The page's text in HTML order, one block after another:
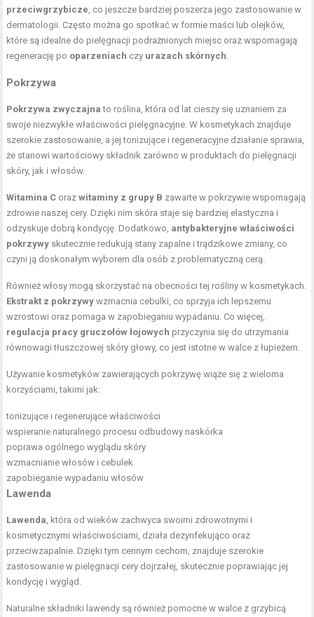
przeciwgrzybicze , co jeszcze bardziej poszerza jego zastosowanie w
dermatologii. Często można go spotkać w formie maści lub olejków,
które są idealne do pielęgnacji podrażnionych miejsc oraz wspomagają
regenerację po oparzeniach czy urazach skórnych
Pokrzywa
Pokrzywa zwyczajna to roślina, która od lat cieszy się uznaniem za
swoje niezwykłe właściwości pielęgnacyjne. W kosmetykach znajduje
szerokie zastosowanie, a jej tonizujące i regeneracyjne działanie sprawia,
że stanowi wartościowy składnik zarówno w produktach do pielęgnacji
skóry, jak i włosów.
Witamina C orazwitaminy z grupy B zawarte w pokrzywie wspomagają
zdrowie naszej cery. Dzięki nim skóra staje się bardziej elastyczna i
odzyskuje dobrą kondycję. Dodatkowo, antybakteryjne właściwości
pokrzywy skutecznie redukują stany zapalne i trądzikowe zmiany, co
czyni ją doskonałym wyborem dla osób z problematyczną cerą.
Również włosy mogą skorzystać na obecności tej rośliny w kosmetykach.
Ekstrakt z pokrzywy wzmacnia cebulki, co sprzyja ich lepszemu
wzrostowi oraz pomaga w zapobieganiu wypadaniu. Co więcej,
regulacja pracy gruczołów łojowych przyczynia się do utrzymania
równowagi tłuszczowej skóry głowy, co jest istotne w walce z łupieżem.
Używanie kosmetyków zawierających pokrzywę wiąże się z wieloma
korzyściami, takimi jak:
tonizujące i regenerujące właściwości
wspieranie naturalnego procesu odbudowy naskórka
poprawa ogólnego wyglądu skóry
wzmacnianie włosów i cebulek
zapobieganie wypadaniu włosów
Lawenda
Lawenda , która od wieków zachwyca swoimi zdrowotnymi i
kosmetycznymi właściwościami, działa dezynfekująco oraz
przeciwzapalnie. Dzięki tym cennym cechom, znajduje szerokie
zastosowanie w pielęgnacji cery dojrzałej, skutecznie poprawiając jej
kondycję i wygląd.
Naturalne składniki lawendy są również pomocne w walce z grzybicą